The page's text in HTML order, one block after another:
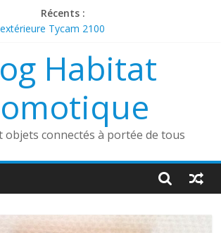
Récents :
Tycam 2100
sans fil Heatzy Pilote
aspirateur robot dans une maison
Habitat
objets connectés à portée de tous